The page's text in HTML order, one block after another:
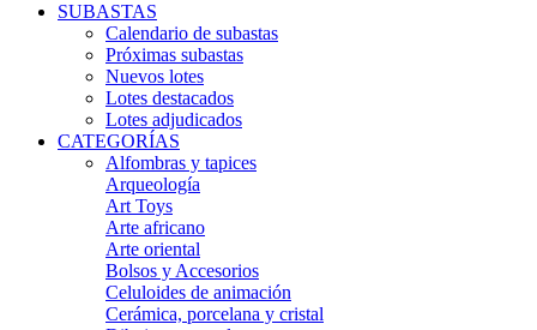
SUBASTAS
Calendario de subastas
Próximas subastas
Nuevos lotes
Lotes destacados
Lotes adjudicados
CATEGORÍAS
Alfombras y tapices
Arqueología
Art Toys
Arte africano
Arte oriental
Bolsos y Accesorios
Celuloides de animación
Cerámica, porcelana y cristal